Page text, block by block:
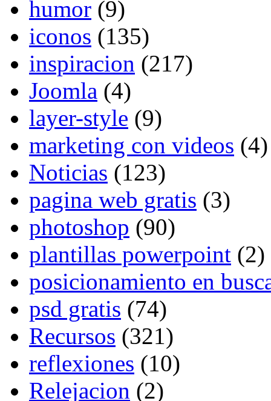
humor (9)
iconos (135)
inspiracion (217)
Joomla (4)
layer-style (9)
marketing con videos (4)
Noticias (123)
pagina web gratis (3)
photoshop (90)
plantillas powerpoint (2)
posicionamiento en
psd gratis (74)
Recursos (321)
reflexiones (10)
Relejacion (2)